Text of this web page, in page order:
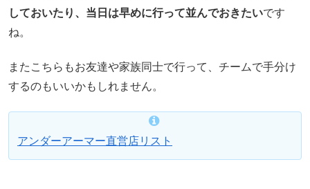
しておいたり、当日は早めに行って並んでおきたいです
ね。
またこちらもお友達や家族同士で行って、チームで手分け
するのもいいかもしれません。
アンダーアーマー直営店リスト